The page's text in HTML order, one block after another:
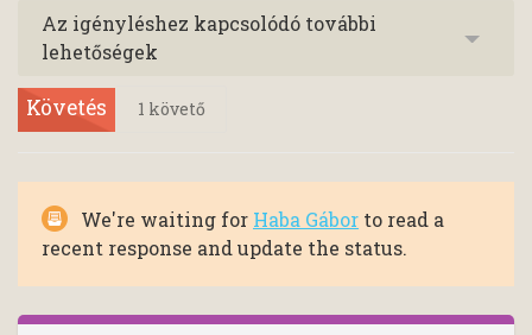
Az igényléshez kapcsolódó további
lehetőségek
Követés 1 követő
We're waiting for Haba Gábor to read a
recent response and update the status.